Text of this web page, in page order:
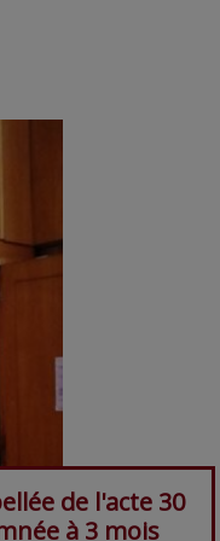
de l'acte 30
à 3 mois